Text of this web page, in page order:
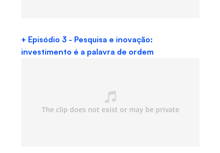
+ Episódio 3 - Pesquisa e inovação:
investimento é a palavra de ordem